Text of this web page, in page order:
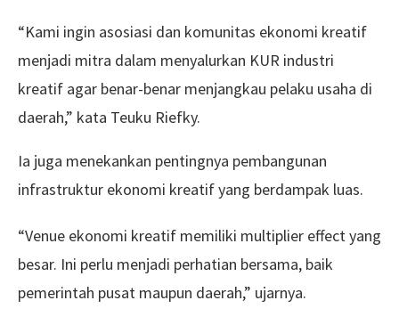
“Kami ingin asosiasi dan komunitas ekonomi kreatif
menjadi mitra dalam menyalurkan KUR industri
kreatif agar benar-benar menjangkau pelaku usaha di
daerah,” kata Teuku Riefky.
Ia juga menekankan pentingnya pembangunan
infrastruktur ekonomi kreatif yang berdampak luas.
“Venue ekonomi kreatif memiliki multiplier effect yang
besar. Ini perlu menjadi perhatian bersama, baik
pemerintah pusat maupun daerah,” ujarnya.